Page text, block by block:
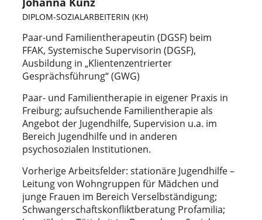
DIPLOM-SOZIALARBEITERIN (KH)
Paar-und Familientherapeutin (DGSF) beim
FFAK, Systemische Supervisorin (DGSF),
Ausbildung in „Klientenzentrierter
Gesprächsführung“ (GWG)
Paar- und Familientherapie in eigener Praxis in
Freiburg; aufsuchende Familientherapie als
Angebot der Jugendhilfe, Supervision u.a. im
Bereich Jugendhilfe und in anderen
psychosozialen Institutionen.
Vorherige Arbeitsfelder: stationäre Jugendhilfe –
Leitung von Wohngruppen für Mädchen und
junge Frauen im Bereich Verselbständigung;
Schwangerschaftskonfliktberatung Profamilia;